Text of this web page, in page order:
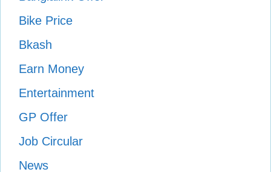
Bike Price
Bkash
Earn Money
Entertainment
GP Offer
Job Circular
News